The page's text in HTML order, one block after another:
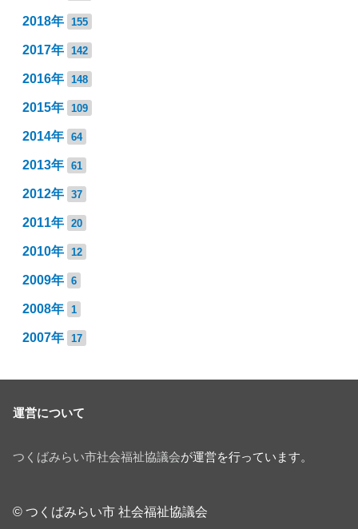
2018年 155
2017年 142
2016年 148
2015年 109
2014年 64
2013年 61
2012年 37
2011年 20
2010年 12
2009年 6
2008年 1
2007年 17
運営について
つくばみらい市社会福祉協議会が運営を行っています。
© つくばみらい市 社会福祉協議会